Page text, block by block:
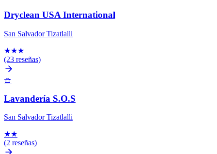
Dryclean USA International
San Salvador Tizatlalli
★★★
(23 reseñas)
🧺
Lavandería S.O.S
San Salvador Tizatlalli
★★
(2 reseñas)